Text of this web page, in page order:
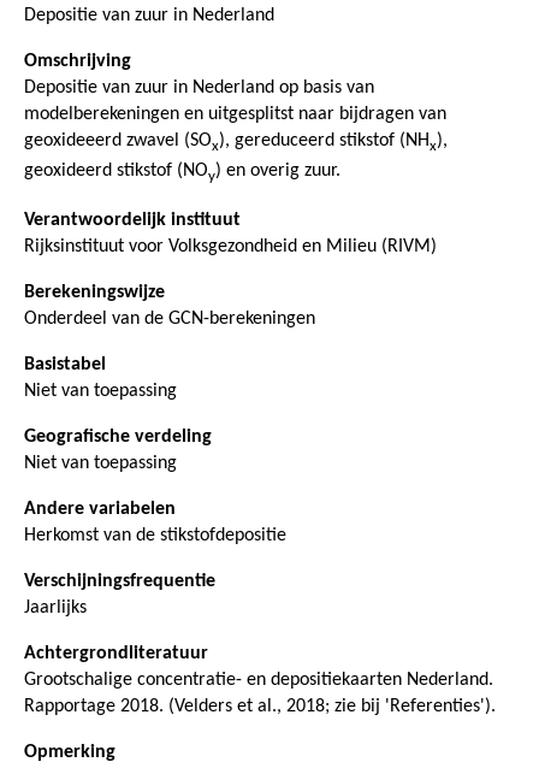
Depositie van zuur in Nederland
Omschrijving
Depositie van zuur in Nederland op basis van
modelberekeningen en uitgesplitst naar bijdragen van
geoxideeerd zwavel (SOx), gereduceerd stikstof (NHx),
geoxideerd stikstof (NOy) en overig zuur.
Verantwoordelijk instituut
Rijksinstituut voor Volksgezondheid en Milieu (RIVM)
Berekeningswijze
Onderdeel van de GCN-berekeningen
Basistabel
Niet van toepassing
Geografische verdeling
Niet van toepassing
Andere variabelen
Herkomst van de stikstofdepositie
Verschijningsfrequentie
Jaarlijks
Achtergrondliteratuur
Grootschalige concentratie- en depositiekaarten Nederland.
Rapportage 2018. (Velders et al., 2018; zie bij 'Referenties').
Opmerking